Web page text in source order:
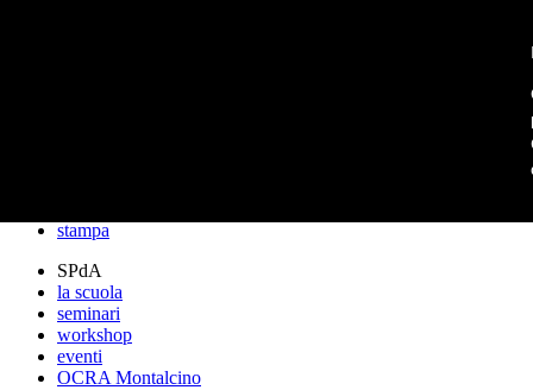
stampa
SPdA
la scuola
seminari
workshop
eventi
OCRA Montalcino